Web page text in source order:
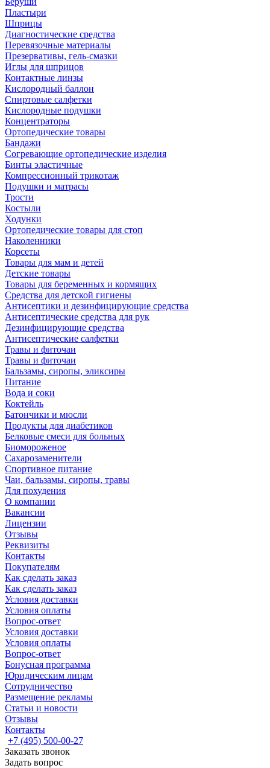
Пластыри
Шприцы
Диагностические средства
Перевязочные материалы
Презервативы, гель-смазки
Иглы для шприцов
Контактные линзы
Кислородный баллон
Спиртовые салфетки
Кислородные подушки
Концентраторы
Ортопедические товары
Бандажи
Согревающие ортопедические изделия
Бинты эластичные
Компрессионный трикотаж
Подушки и матрасы
Трости
Костыли
Ходунки
Ортопедические товары для стоп
Наколенники
Корсеты
Товары для мам и детей
Детские товары
Товары для беременных и кормящих
Средства для детской гигиены
Антисептики и дезинфицирующие средства
Антисептические средства для рук
Дезинфицирующие средства
Антисептические салфетки
Травы и фиточаи
Травы и фиточаи
Бальзамы, сиропы, эликсиры
Питание
Вода и соки
Коктейль
Батончики и мюсли
Продукты для диабетиков
Белковые смеси для больных
Биомороженое
Сахарозаменители
Спортивное питание
Чаи, бальзамы, сиропы, травы
Для похудения
О компании
Вакансии
Лицензии
Отзывы
Реквизиты
Контакты
Покупателям
Как сделать заказ
Как сделать заказ
Условия доставки
Условия оплаты
Вопрос-ответ
Условия доставки
Условия оплаты
Вопрос-ответ
Бонусная программа
Юридическим лицам
Сотрудничество
Размещение рекламы
Статьи и новости
Отзывы
Контакты
+7 (495) 500-00-27
Заказать звонок
Задать вопрос